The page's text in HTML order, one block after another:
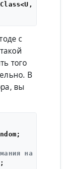
V>& r)
с
того
В
вы
на